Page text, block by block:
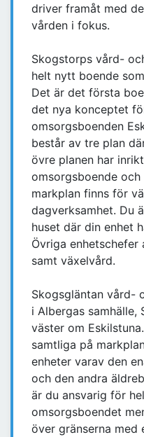
driver framåt med
vården i fokus.
Skogstorps vård-
helt nytt boende
Det är det första
det nya konceptet
omsorgsboenden
består av tre plan
övre planen har
omsorgsboende och
markplan finns för
dagverksamhet. Du
huset där din enhet
Övriga
samt växelvård.
Skogsgläntan vård-
i Albergas samhälle,
väster om
samtliga på
enheter varav den
och den andra
är du ansvarig för
omsorgsboendet
över gränserna